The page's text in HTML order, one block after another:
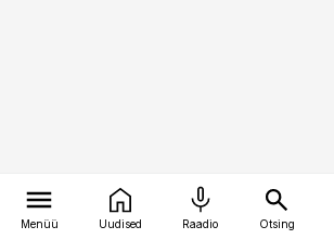
Menüü Uudised Raadio Otsing